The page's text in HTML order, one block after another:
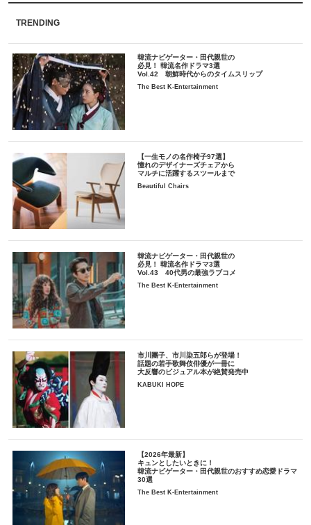
TRENDING
韓流ナビゲーター・田代親世の
必見！ 韓流名作ドラマ3選
Vol.42 朝鮮時代からのタイムスリップ
The Best K-Entertainment
【一生モノの名作椅子97選】
憧れのデザイナーズチェアから
マルチに活躍するスツールまで
Beautiful Chairs
韓流ナビゲーター・田代親世の
必見！ 韓流名作ドラマ3選
Vol.43 40代男の最強ラブコメ
The Best K-Entertainment
市川團子、市川染五郎らが登場！
話題の若手歌舞伎俳優が一冊に
大反響のビジュアル本が絶賛発売中
KABUKI HOPE
【2026年最新】
キュンとしたいときに！
韓流ナビゲーター・田代親世のおすすめ恋愛ドラマ
30選
The Best K-Entertainment